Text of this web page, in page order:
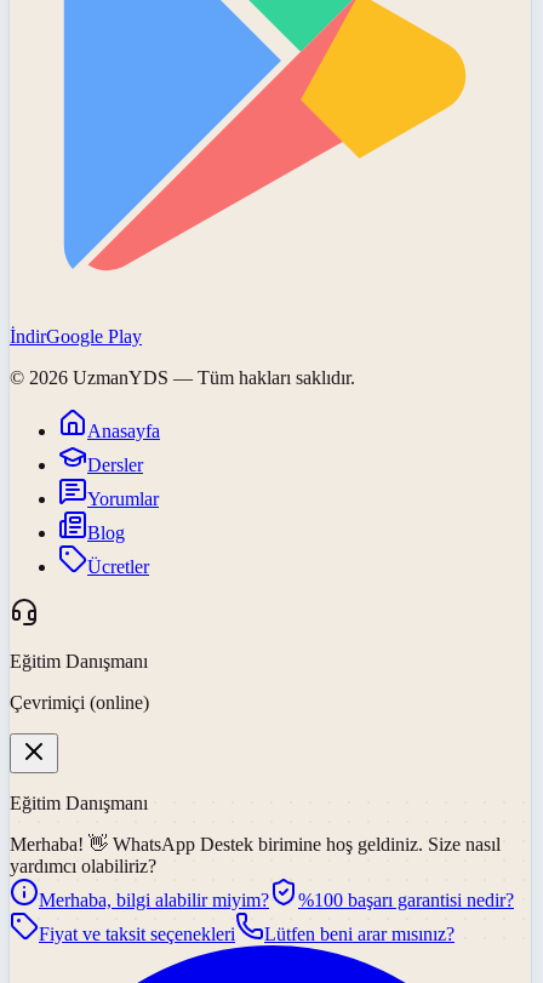
İndirGoogle Play
© 2026 UzmanYDS — Tüm hakları saklıdır.
Anasayfa
Dersler
Yorumlar
Blog
Ücretler
Eğitim Danışmanı
Çevrimiçi (online)
Eğitim Danışmanı
Merhaba! 👋 WhatsApp Destek birimine hoş geldiniz. Size nasıl
yardımcı olabiliriz?
Merhaba, bilgi alabilir miyim?
%100 başarı garantisi nedir?
Fiyat ve taksit seçenekleri
Lütfen beni arar mısınız?